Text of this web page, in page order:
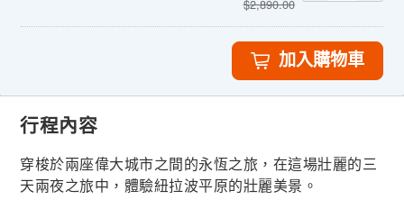
$2,890.00
加入購物車
行程內容
穿梭於兩座偉大城市之間的永恆之旅，在這場壯麗的三
天兩夜之旅中，體驗紐拉波平原的壯麗美景。